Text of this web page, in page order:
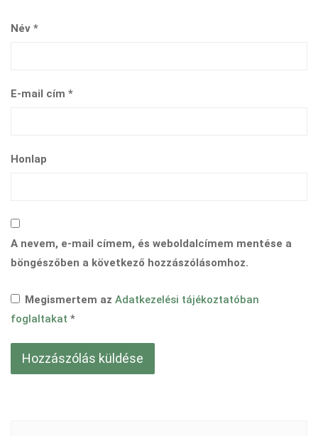
Név *
E-mail cím *
Honlap
A nevem, e-mail címem, és weboldalcímem mentése a
böngészőben a következő hozzászólásomhoz.
Megismertem az Adatkezelési tájékoztatóban
foglaltakat *